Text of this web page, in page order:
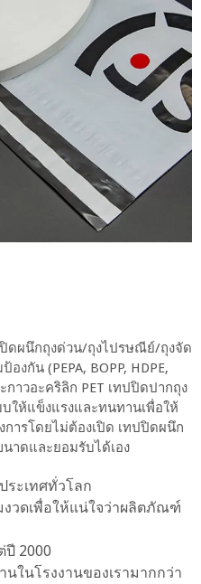
ดผนึกถุงด่วน/ถุงไปรษณีย์/ถุงจัด
กัน (PEPA, BOPP, HDPE,
าวอะคริลิก PET เทปปิดปากถุง
ให้แข็งแรงและทนทานเพื่อให้
ารโดยไม่ต้องเปิด เทปปิดผนึก
นาดและยอมรับได้เอง
ระเทศทั่วโลก
วดเพื่อให้แน่ใจว่าผลิตภัณฑ์
ปี 2000
นในโรงงานของเรามากกว่า